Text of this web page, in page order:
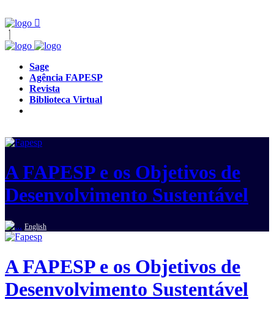
Sage
Agência FAPESP
Revista
Biblioteca Virtual
A FAPESP e os Objetivos de
Desenvolvimento Sustentável
English
A FAPESP e os Objetivos de
Desenvolvimento Sustentável